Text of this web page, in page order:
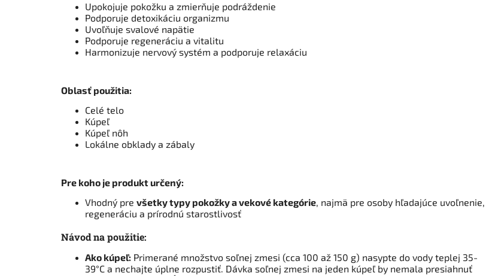
Upokojuje pokožku a zmierňuje podráždenie
Podporuje detoxikáciu organizmu
Uvoľňuje svalové napätie
Podporuje regeneráciu a vitalitu
Harmonizuje nervový systém a podporuje relaxáciu
Oblasť použitia:
Celé telo
Kúpeľ
Kúpeľ nôh
Lokálne obklady a zábaly
Pre koho je produkt určený:
Vhodný pre všetky typy pokožky a vekové kategórie, najmä pre osoby hľadajúce uvoľnenie,
regeneráciu a prírodnú starostlivosť
Návod na použitie:
Ako kúpeľ: Primerané množstvo soľnej zmesi (cca 100 až 150 g) nasypte do vody teplej 35-
39°C a nechajte úplne rozpustiť. Dávka soľnej zmesi na jeden kúpeľ by nemala presiahnuť